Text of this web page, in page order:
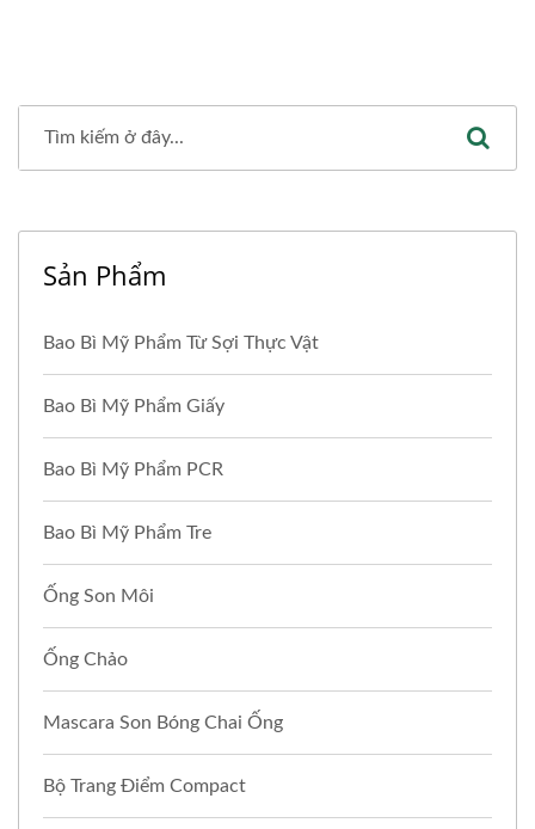
Sản Phẩm
Bao Bì Mỹ Phẩm Từ Sợi Thực Vật
Bao Bì Mỹ Phẩm Giấy
Bao Bì Mỹ Phẩm PCR
Bao Bì Mỹ Phẩm Tre
Ống Son Môi
Ống Chảo
Mascara Son Bóng Chai Ống
Bộ Trang Điểm Compact